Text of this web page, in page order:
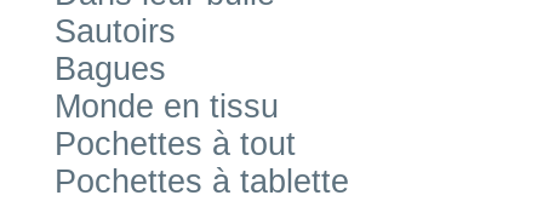
Sautoirs
Bagues
Monde en tissu
Pochettes à tout
Pochettes à tablette